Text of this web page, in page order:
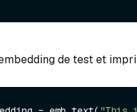
de test et